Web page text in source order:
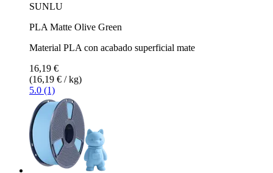
SUNLU
PLA Matte Olive Green
Material PLA con acabado superficial mate
16,19 €
(16,19 € / kg)
5.0 (1)